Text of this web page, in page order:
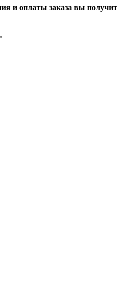
оплаты заказа вы